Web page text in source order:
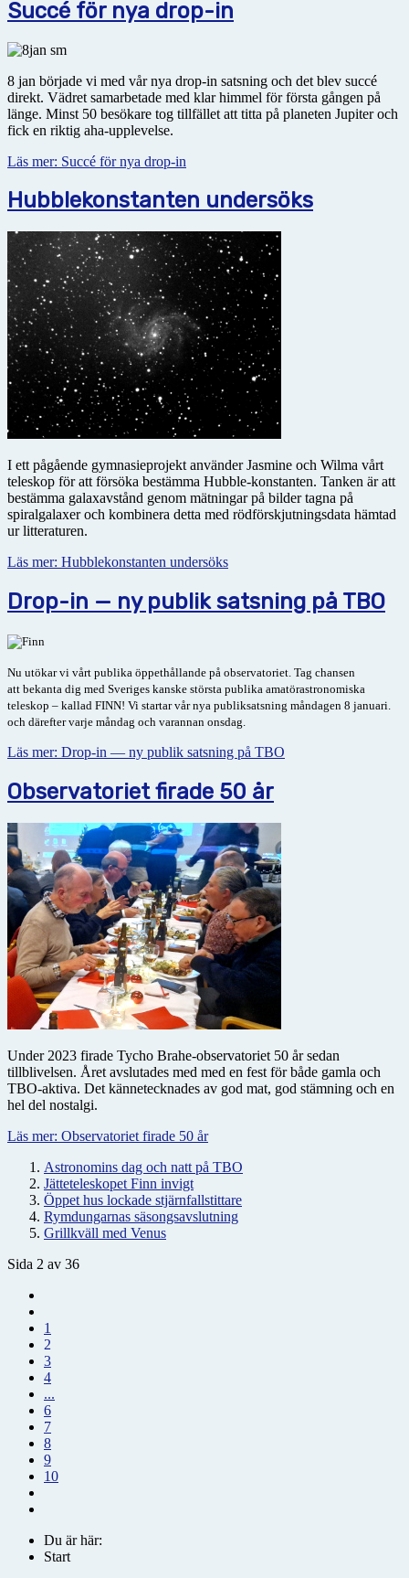
Succé för nya drop-in
8 jan började vi med vår nya drop-in satsning och det blev succé
direkt. Vädret samarbetade med klar himmel för första gången på
länge. Minst 50 besökare tog tillfället att titta på planeten Jupiter och
fick en riktig aha-upplevelse.
Läs mer: Succé för nya drop-in
Hubblekonstanten undersöks
I ett pågående gymnasieprojekt använder Jasmine och Wilma vårt
teleskop för att försöka bestämma Hubble-konstanten. Tanken är att
bestämma galax­avstånd genom mätningar på bilder tagna på
spiralgalaxer och kombinera detta med rödförskjutningsdata hämtad
ur litteraturen.
Läs mer: Hubblekonstanten undersöks
Drop-in — ny publik satsning på TBO
Nu utökar vi vårt publika öppethållande på observatoriet. Tag chansen
att bekanta dig med Sveriges kanske största publika amatörastronomiska
teleskop – kallad FINN! Vi startar vår nya publiksatsning måndagen 8 januari.
och därefter varje måndag och varannan onsdag.
Läs mer: Drop-in — ny publik satsning på TBO
Observatoriet firade 50 år
Under 2023 firade Tycho Brahe-observatoriet 50 år sedan
tillblivelsen. Året avslutades med med en fest för både gamla och
TBO-aktiva. Det kännetecknades av god mat, god stämning och en
hel del nostalgi.
Läs mer: Observatoriet firade 50 år
Astronomins dag och natt på TBO
Jätteteleskopet Finn invigt
Öppet hus lockade stjärnfallstittare
Rymdungarnas säsongsavslutning
Grillkväll med Venus
Sida 2 av 36
1
2
3
4
...
6
7
8
9
10
Du är här:
Start